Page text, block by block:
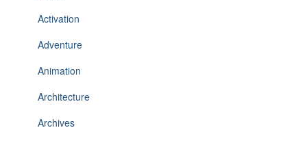
Activation
Adventure
Animation
Architecture
Archives